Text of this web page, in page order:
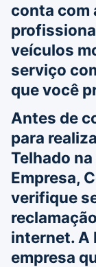
conta com
veículos
serviço
que você
Antes de
para
Telhado
Empresa,
verifique
internet. A
empresa